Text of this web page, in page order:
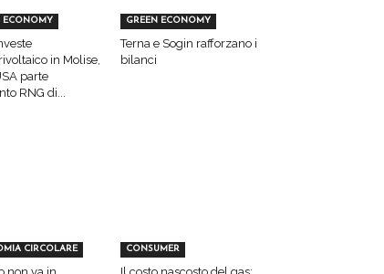
ECONOMY
in Molise,
parte
RNG di...
GREEN ECONOMY
Terna e Sogin rafforzano i
bilanci
CIRCOLARE CONSUMER